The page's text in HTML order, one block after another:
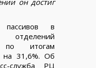
пассивов в
по итогам
на 31,6%. Об
служба РЦ